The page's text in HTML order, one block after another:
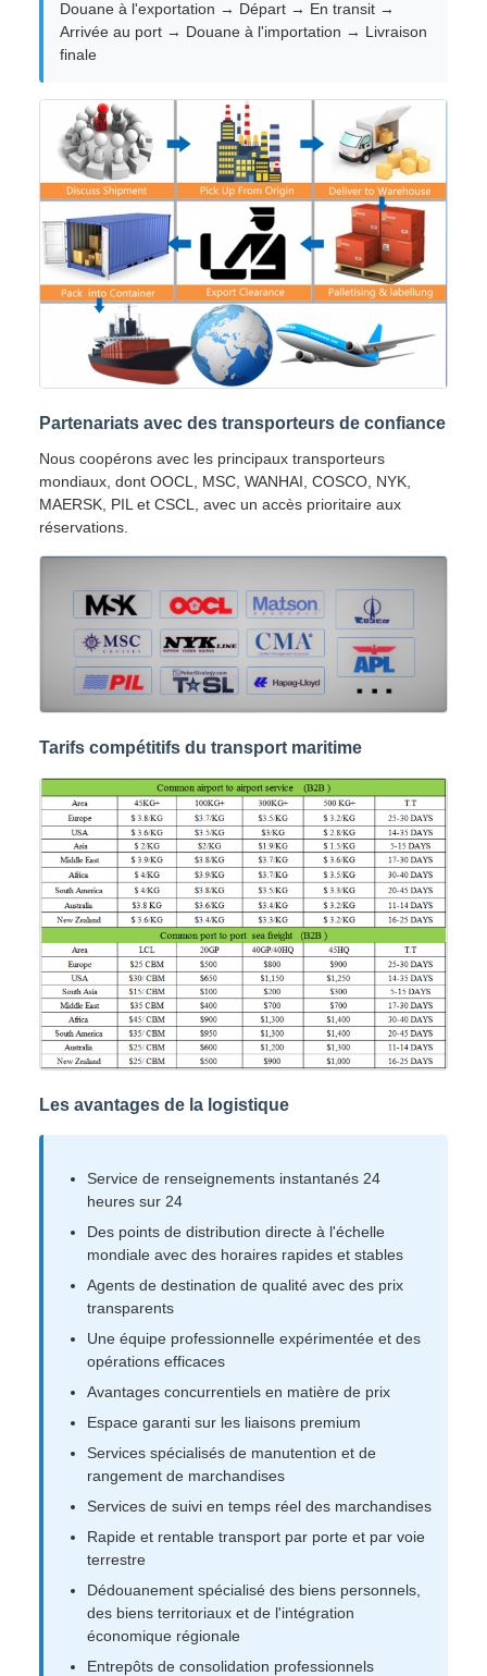
Douane à l'exportation → Départ → En transit →
Arrivée au port → Douane à l'importation → Livraison
finale
Partenariats avec des transporteurs de confiance
Nous coopérons avec les principaux transporteurs
mondiaux, dont OOCL, MSC, WANHAI, COSCO, NYK,
MAERSK, PIL et CSCL, avec un accès prioritaire aux
réservations.
Tarifs compétitifs du transport maritime
Les avantages de la logistique
Service de renseignements instantanés 24
heures sur 24
Des points de distribution directe à l'échelle
mondiale avec des horaires rapides et stables
Agents de destination de qualité avec des prix
transparents
Une équipe professionnelle expérimentée et des
opérations efficaces
Avantages concurrentiels en matière de prix
Espace garanti sur les liaisons premium
Services spécialisés de manutention et de
rangement de marchandises
Services de suivi en temps réel des marchandises
Rapide et rentable transport par porte et par voie
terrestre
Dédouanement spécialisé des biens personnels,
des biens territoriaux et de l'intégration
économique régionale
Entrepôts de consolidation professionnels